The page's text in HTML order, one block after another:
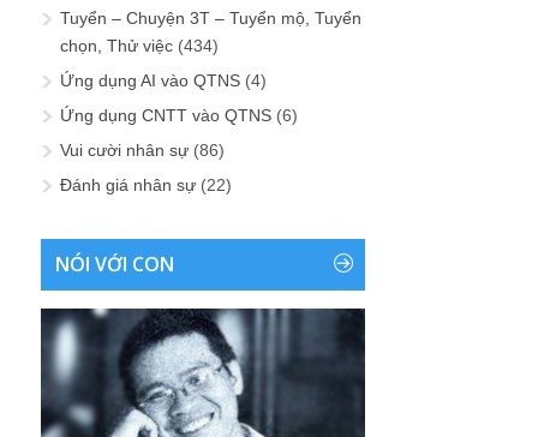
Tuyển – Chuyện 3T – Tuyển mộ, Tuyển
chọn, Thử việc (434)
Ứng dụng AI vào QTNS (4)
Ứng dụng CNTT vào QTNS (6)
Vui cười nhân sự (86)
Đánh giá nhân sự (22)
NÓI VỚI CON